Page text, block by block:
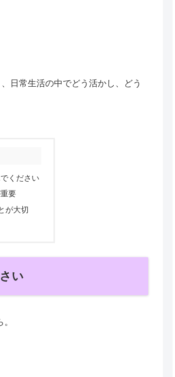
日常生活の中でどう活かし、どう
ください
要
が大切
い